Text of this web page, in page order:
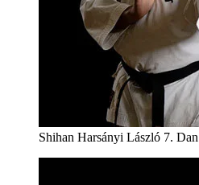
Shihan Harsányi László 7. Dan